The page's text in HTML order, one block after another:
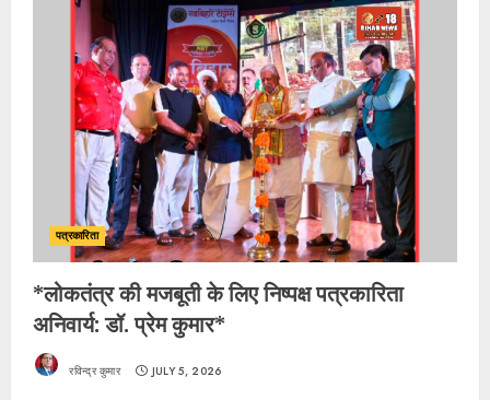
पत्रकारिता
*लोकतंत्र की मजबूती के लिए निष्पक्ष पत्रकारिता
अनिवार्य: डॉ. प्रेम कुमार*
रविन्द्र कुमार JULY 5, 2026